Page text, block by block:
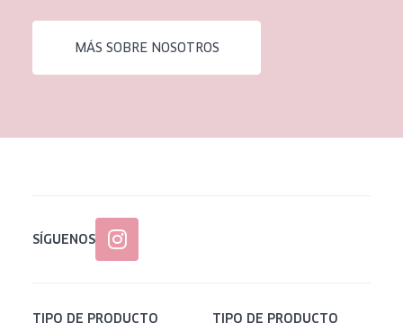
Piel expuesta al sol
Piel menopáusica
Todas las edades
MÁS SOBRE NOSOTROS
SÍGUENOS
TIPO DE PRODUCTO TIPO DE PRODUCTO